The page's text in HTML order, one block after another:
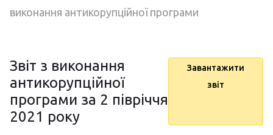
виконання антикорупційної програми
Звіт з виконання
антикорупційної
програми за 2 півріччя
2021 року
Завантажити
звіт